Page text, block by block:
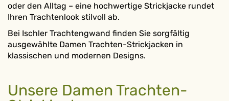
oder den Alltag – eine hochwertige Strickjacke rundet
Ihren Trachtenlook stilvoll ab.
Bei Ischler Trachtengwand finden Sie sorgfältig
ausgewählte Damen Trachten-Strickjacken in
klassischen und modernen Designs.
Unsere Damen Trachten-